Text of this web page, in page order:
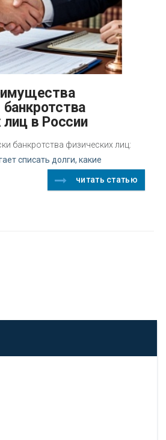
лиц в России
банкротства физических лиц:
списать долги, какие
читать статью